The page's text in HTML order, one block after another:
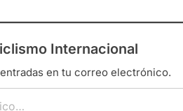
Internacional
en tu correo electrónico.